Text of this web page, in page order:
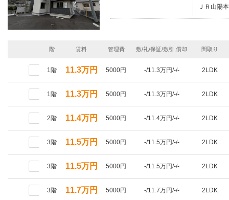
ＪＲ山陽
階 賃料 管理費 敷/礼/保証/敷引,償却 間取り
1階 11.3万円 5000円 -/11.3万円/-/- 2LDK
1階 11.3万円 5000円 -/11.3万円/-/- 2LDK
2階 11.4万円 5000円 -/11.4万円/-/- 2LDK
3階 11.5万円 5000円 -/11.5万円/-/- 2LDK
3階 11.5万円 5000円 -/11.5万円/-/- 2LDK
3階 11.7万円 5000円 -/11.7万円/-/- 2LDK